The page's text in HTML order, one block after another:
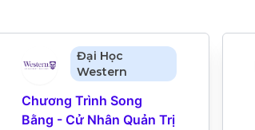
Đại Học
Western
Chương Trình Song
Bằng - Cử Nhân Quản Trị